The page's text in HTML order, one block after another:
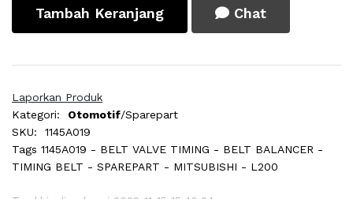
Tambah Keranjang Chat
Laporkan Produk
Kategori:
Otomotif/Sparepart
SKU:
1145A019
Tags 1145A019 - BELT VALVE TIMING - BELT BALANCER -
TIMING BELT - SPAREPART - MITSUBISHI - L200